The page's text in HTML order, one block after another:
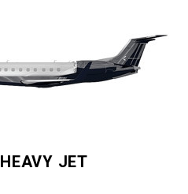
HEAVY JET